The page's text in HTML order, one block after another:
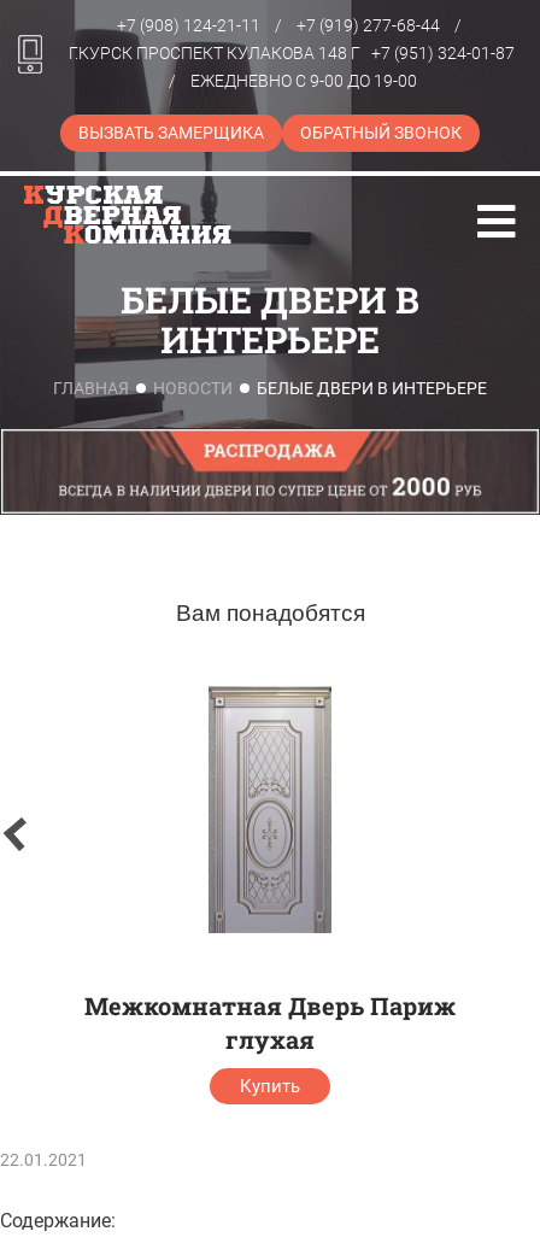
+7 (908) 124-21-11 / +7 (919) 277-68-44
/
Г.КУРСК ПРОСПЕКТ КУЛАКОВА 148 Г +7 (951) 324-01-87
/
ЕЖЕДНЕВНО С 9-00 ДО 19-00
ВЫЗВАТЬ ЗАМЕРЩИКА ОБРАТНЫЙ ЗВОНОК
БЕЛЫЕ ДВЕРИ В
ИНТЕРЬЕРЕ
ГЛАВНАЯ НОВОСТИ БЕЛЫЕ ДВЕРИ В ИНТЕРЬЕРЕ
Вам понадобятся
Межкомнатная Дверь Париж
глухая
Купить
22.01.2021
Содержание: